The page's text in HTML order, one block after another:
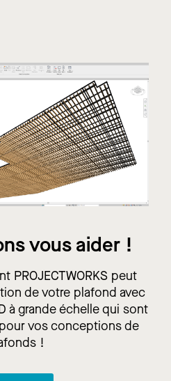
vous aider !
PROJECTWORKS peut
de votre plafond avec
à grande échelle qui sont
vos conceptions de
!